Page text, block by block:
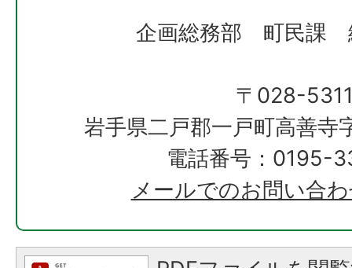
企画総務部 町民課
〒028-
岩手県二戸郡一戸町高善寺
電話番号：0195-
メールでのお問い合